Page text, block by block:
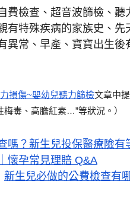
費檢查、超音波篩檢、聽
特殊疾病的家族史、
異常、早產、寶寶出生
損傷~嬰幼兒聽力篩檢文章中
毒、高膽紅素…”等狀況。）
嗎？新生兒投保醫療險有
懷孕常見理賠 Q&A
新生兒必做的公費檢查有